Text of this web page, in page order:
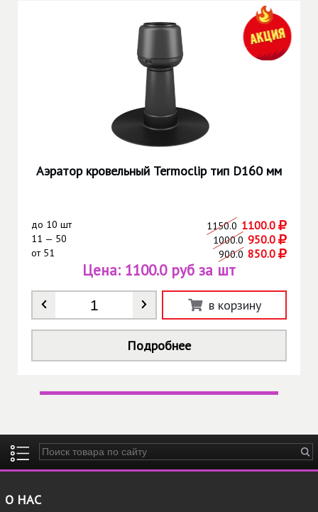
Аэратор кровельный Termoclip тип D160 мм
до 10 шт 1150.0 1100.0
11 — 50 1000.0 950.0
от51 900.0 850.0
Количество *
Цена: 1100.0 руб за шт
в корзину
Подробнее
Введите ключевые слова для поиска
О НАС